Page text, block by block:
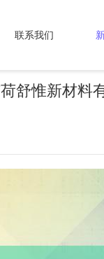
联系我们
舒惟新材料